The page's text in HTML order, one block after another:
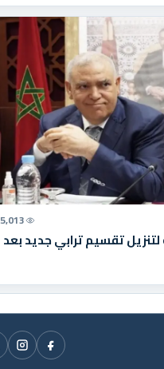
5,013 مشاهدة
لتنزيل تقسيم ترابي جديد بعد